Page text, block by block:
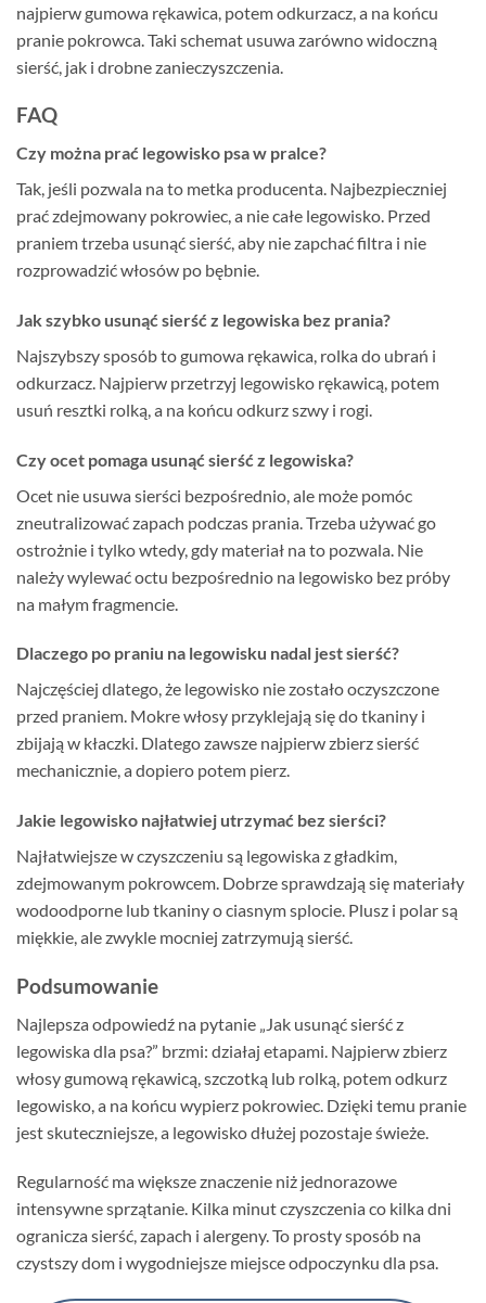
najpierw gumowa rękawica, potem odkurzacz, a na końcu
pranie pokrowca. Taki schemat usuwa zarówno widoczną
sierść, jak i drobne zanieczyszczenia.
FAQ
Czy można prać legowisko psa w pralce?
Tak, jeśli pozwala na to metka producenta. Najbezpieczniej
prać zdejmowany pokrowiec, a nie całe legowisko. Przed
praniem trzeba usunąć sierść, aby nie zapchać filtra i nie
rozprowadzić włosów po bębnie.
Jak szybko usunąć sierść z legowiska bez prania?
Najszybszy sposób to gumowa rękawica, rolka do ubrań i
odkurzacz. Najpierw przetrzyj legowisko rękawicą, potem
usuń resztki rolką, a na końcu odkurz szwy i rogi.
Czy ocet pomaga usunąć sierść z legowiska?
Ocet nie usuwa sierści bezpośrednio, ale może pomóc
zneutralizować zapach podczas prania. Trzeba używać go
ostrożnie i tylko wtedy, gdy materiał na to pozwala. Nie
należy wylewać octu bezpośrednio na legowisko bez próby
na małym fragmencie.
Dlaczego po praniu na legowisku nadal jest sierść?
Najczęściej dlatego, że legowisko nie zostało oczyszczone
przed praniem. Mokre włosy przyklejają się do tkaniny i
zbijają w kłaczki. Dlatego zawsze najpierw zbierz sierść
mechanicznie, a dopiero potem pierz.
Jakie legowisko najłatwiej utrzymać bez sierści?
Najłatwiejsze w czyszczeniu są legowiska z gładkim,
zdejmowanym pokrowcem. Dobrze sprawdzają się materiały
wodoodporne lub tkaniny o ciasnym splocie. Plusz i polar są
miękkie, ale zwykle mocniej zatrzymują sierść.
Podsumowanie
Najlepsza odpowiedź na pytanie „Jak usunąć sierść z
legowiska dla psa?” brzmi: działaj etapami. Najpierw zbierz
włosy gumową rękawicą, szczotką lub rolką, potem odkurz
legowisko, a na końcu wypierz pokrowiec. Dzięki temu pranie
jest skuteczniejsze, a legowisko dłużej pozostaje świeże.
Regularność ma większe znaczenie niż jednorazowe
intensywne sprzątanie. Kilka minut czyszczenia co kilka dni
ogranicza sierść, zapach i alergeny. To prosty sposób na
czystszy dom i wygodniejsze miejsce odpoczynku dla psa.